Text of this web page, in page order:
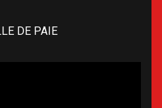
DE PAIE